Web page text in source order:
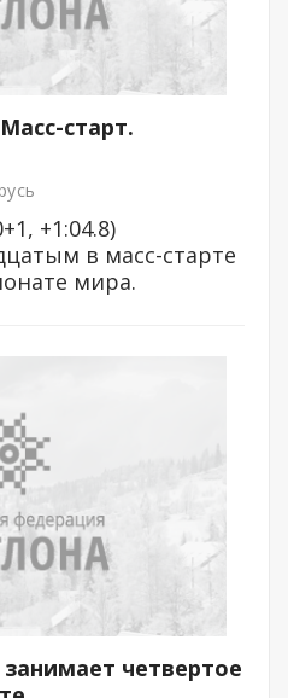
старт.
+1:04.8)
в масс-старте
мира.
четвертое